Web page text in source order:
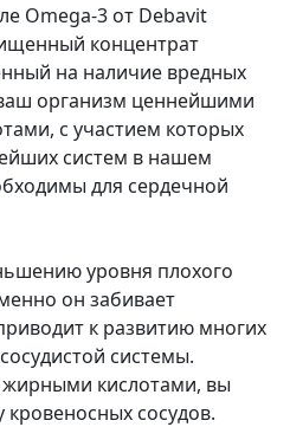
Omega-3 от Debavit
концентрат
на наличие вредных
организм ценнейшими
с участием которых
систем в нашем
для сердечной
уровня плохого
он забивает
к развитию многих
системы.
кислотами, вы
кровеносных сосудов.